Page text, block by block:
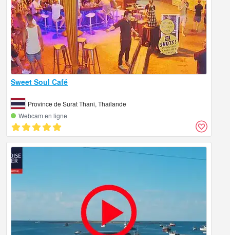
Sweet Soul Café
Province de Surat Thani, Thaïlande
Webcam en ligne